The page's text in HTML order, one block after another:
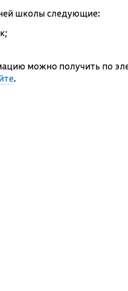
школы следующие:
можно получить по
.